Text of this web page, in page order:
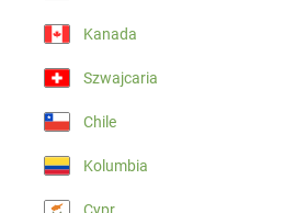
Kanada
Szwajcaria
Chile
Kolumbia
Cypr